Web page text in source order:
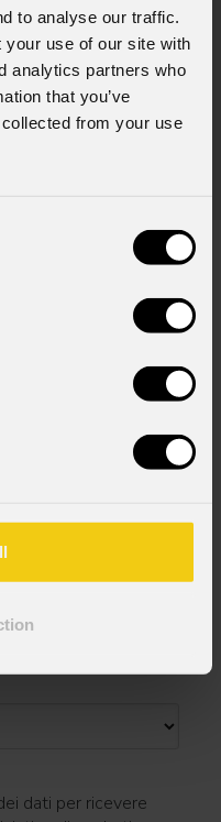
to analyse our traffic.
your use of our site with
analytics partners who
that you’ve
from your use
dati per ricevere